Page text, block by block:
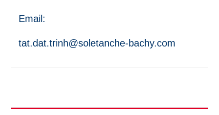
Email:
tat.dat.trinh@soletanche-bachy.com